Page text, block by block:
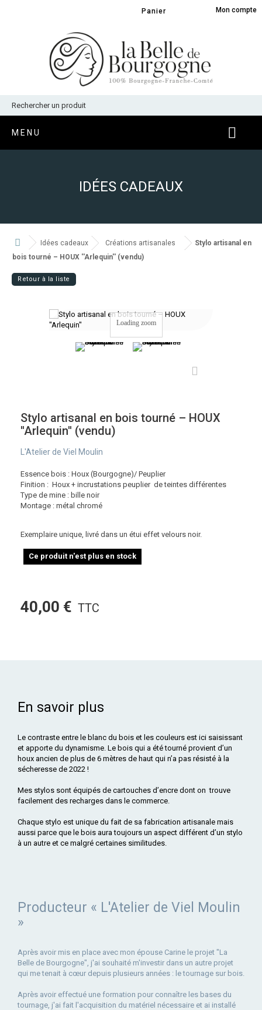
Mon compte
Panier
MENU
IDÉES CADEAUX
Idées cadeaux Créations artisanales
Stylo artisanal en
bois tourné – HOUX ''Arlequin'' (vendu)
Retour à la liste
Loading zoom
Stylo artisanal en bois tourné – HOUX
''Arlequin'' (vendu)
L'Atelier de Viel Moulin
Essence bois : Houx (Bourgogne)/ Peuplier
Finition : Houx + incrustations peuplier de teintes différentes
Type de mine : bille noir
Montage : métal chromé
Exemplaire unique, livré dans un étui effet velours noir.
Ce produit n'est plus en stock
40,00 € TTC
En savoir plus
Le contraste entre le blanc du bois et les couleurs est ici saisissant
et apporte du dynamisme. Le bois qui a été tourné provient d’un
houx ancien de plus de 6 mètres de haut qui n’a pas résisté à la
sécheresse de 2022 !
Mes stylos sont équipés de cartouches d’encre dont on trouve
facilement des recharges dans le commerce.
Chaque stylo est unique du fait de sa fabrication artisanale mais
aussi parce que le bois aura toujours un aspect différent d’un stylo
à un autre et ce malgré certaines similitudes.
Producteur « L'Atelier de Viel Moulin
»
Après avoir mis en place avec mon épouse Carine le projet "La
Belle de Bourgogne", j'ai souhaité m'investir dans un autre projet
qui me tenait à cœur depuis plusieurs années : le tournage sur bois.
Après avoir effectué une formation pour connaître les bases du
tournage, j'ai fait l'acquisition du matériel nécessaire et ai installé